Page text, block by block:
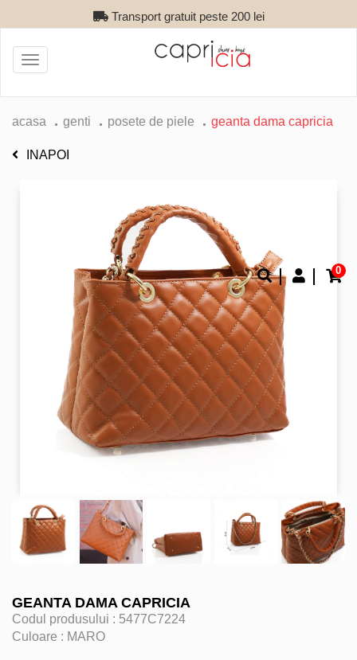
Transport gratuit peste 200 lei
0
Toggle
navigation
acasa genti posete de piele geanta dama capricia
INAPOI
GEANTA DAMA CAPRICIA
Codul produsului : 5477C7224
Culoare : MARO